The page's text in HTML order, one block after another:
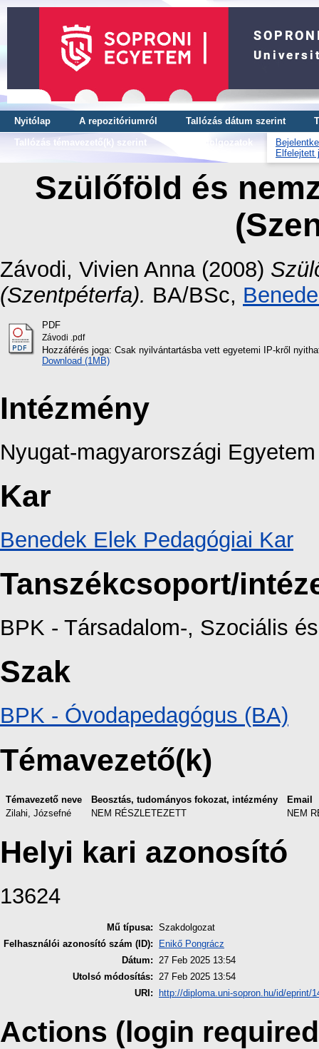
Nyitólap A repozitóriumról Tallózás dátum szerint
Tallózás témavezető(k) szerint
OTDK dolgozatok
Elfelejtett
Szülőföld és
Závodi, Vivien Anna(2008)
(Szentpéterfa). BA/BSc,
PDF
Závodi .pdf
Hozzáférés joga: Csak nyilvántartásba vett egyetemi IP-kről
Download (1MB)
Intézmény
Nyugat-magyarországi Egyetem
Kar
Benedek Elek Pedagógiai Kar
Tanszékcsoport/
BPK - Társadalom-, Szociális
Szak
BPK - Óvodapedagógus (BA)
Témavezető(k)
Témavezető neve Beosztás, tudományos fokozat, intézmény
Email
Zilahi, Józsefné
NEM RÉSZLETEZETT NEM
Helyi kari azonosító
13624
Mű típusa: Szakdolgozat
Felhasználói azonosító szám (ID):
Enikő Pongrácz
Dátum:
27 Feb 2025 13:54
Utolsó módosítás:
27 Feb 2025 13:54
URI:
http://diploma.uni-sopron.hu/id/eprint/
Actions (login